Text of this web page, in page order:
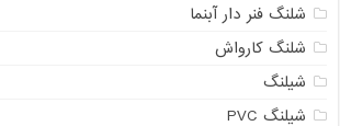
شلنگ فنر دار آبنما
شلنگ کارواش
شیلنگ
شیلنگ PVC